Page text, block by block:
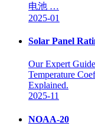
电池 …
2025-01
Solar Panel
Our Expert
Temperature
Explained.
2025-11
NOAA-20